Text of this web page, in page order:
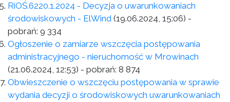
RiOŚ.6220.1.2024 - Decyzja o uwarunkowaniach
środowiskowych - ElWind (19.06.2024, 15:06) -
pobrań: 9 334
Ogłoszenie o zamiarze wszczęcia postępowania
administracyjnego - nieruchomość w Mrowinach
(21.06.2024, 12:53) - pobrań: 8 874
Obwieszczenie o wszczęciu postępowania w sprawie
wydania decyzji o środowiskowych uwarunkowaniach